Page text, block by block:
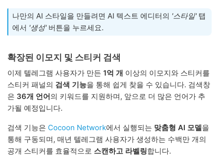
나만의 AI 스타일을 만들려면 AI 텍스트 에디터의 '스타일'탭
에서 '생성'버튼을 누르세요.
확장된 이모지 및 스티커 검색
이제 텔레그램 사용자가 만든 1억 개 이상의 이모지와 스티커를
스티커 패널의 검색 기능을 통해 쉽게 찾을 수 있습니다. 검색창
은 36개 언어의 키워드를 지원하며, 앞으로 더 많은 언어가 추
가될 예정입니다.
검색 기능은 Cocoon Network에서 실행되는 맞춤형 AI 모델을
통해 구동되며, 매년 텔레그램 사용자가 생성하는 수백만 개의
공개 스티커를 효율적으로 스캔하고 라벨링합니다.